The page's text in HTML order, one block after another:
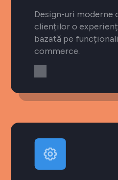
Design-uri moderne
clienților o
bazată pe
commerce.